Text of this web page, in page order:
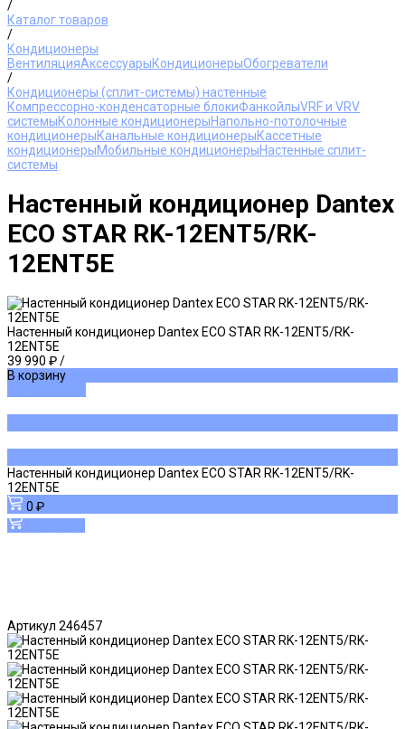
/
Каталог товаров
/
Кондиционеры
ВентиляцияАксессуарыКондиционерыОбогреватели
/
Кондиционеры (сплит-системы) настенные
Компрессорно-конденсаторные блокиФанкойлыVRF и VRV
системыКолонные кондиционерыНапольно-потолочные
кондиционерыКанальные кондиционерыКассетные
кондиционерыМобильные кондиционерыНастенные сплит-
системы
Настенный кондиционер Dantex
ECO STAR RK-12ENT5/RK-
12ENT5E
Настенный кондиционер Dantex ECO STAR RK-12ENT5/RK-
12ENT5E
39 990 ₽/
В корзину
Настенный кондиционер Dantex ECO STAR RK-12ENT5/RK-
12ENT5E
0 ₽
Артикул 246457